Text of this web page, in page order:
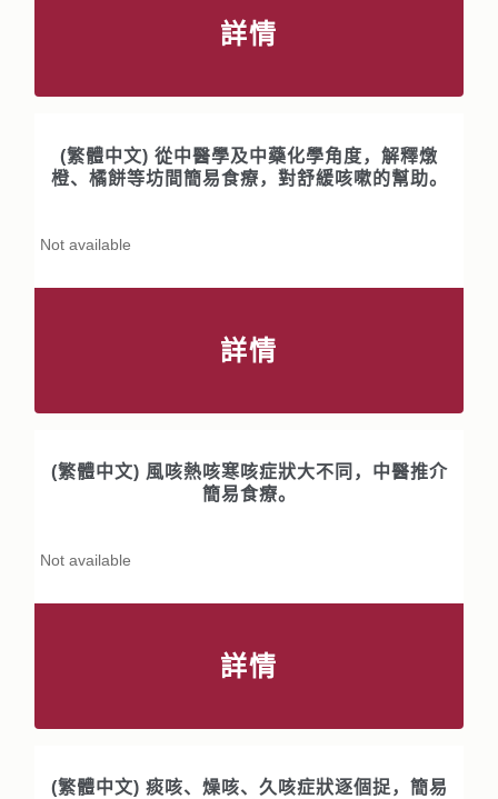
詳情
(繁體中文) 從中醫學及中藥化學角度，解釋燉
橙、橘餅等坊間簡易食療，對舒緩咳嗽的幫助。
Not available
詳情
(繁體中文) 風咳熱咳寒咳症狀大不同，中醫推介
簡易食療。
Not available
詳情
(繁體中文) 痰咳、燥咳、久咳症狀逐個捉，簡易